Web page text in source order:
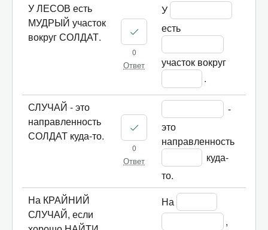
У ЛЕСОВ есть
МУДРЫЙ участок
вокруг СОЛДАТ.
0
Ответ
У
есть
участок вокруг
СЛУЧАЙ - это
направленность
СОЛДАТ куда-то.
0
Ответ
-
это
направленность
куда-
На КРАЙНИЙ
СЛУЧАЙ, если
На
,